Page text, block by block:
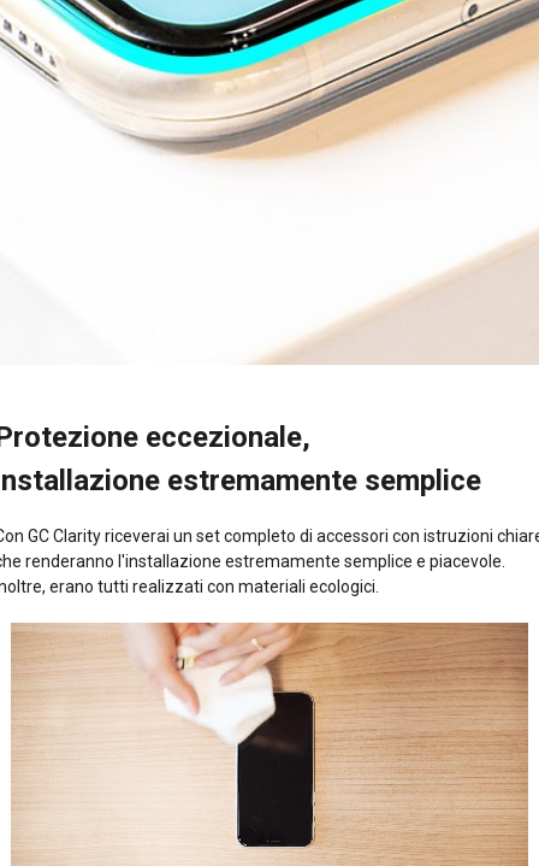
eccezionale,
estremamente semplice
GC Clarity riceverai un set completo di accessori con istruzioni
renderanno l'installazione estremamente semplice e piacevole.
erano tutti realizzati con materiali ecologici.